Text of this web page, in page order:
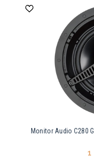
Monitor Audio C280
1